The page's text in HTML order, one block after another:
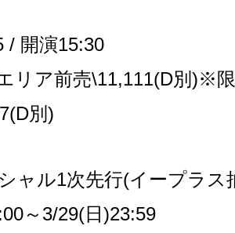
/ 開演15:30
リア前売\11,111(D別 )※
別 )
ャル1次先行(イープラス
～ 3/29(日 )23:59